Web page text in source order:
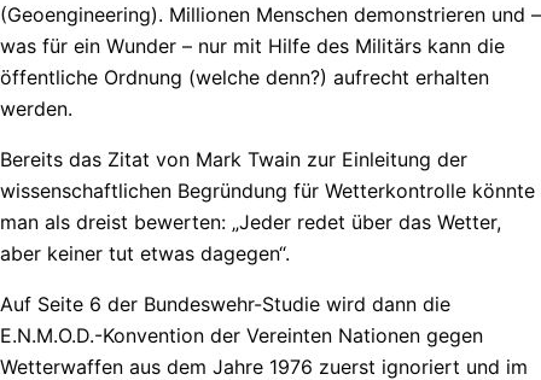
(Geoengineering). Millionen Menschen demonstrieren und –
was für ein Wunder – nur mit Hilfe des Militärs kann die
öffentliche Ordnung (welche denn?) aufrecht erhalten
werden.
Bereits das Zitat von Mark Twain zur Einleitung der
wissenschaftlichen Begründung für Wetterkontrolle könnte
man als dreist bewerten: „Jeder redet über das Wetter,
aber keiner tut etwas dagegen“.
Auf Seite 6 der Bundeswehr-Studie wird dann die
E.N.M.O.D.-Konvention der Vereinten Nationen gegen
Wetterwaffen aus dem Jahre 1976 zuerst ignoriert und im